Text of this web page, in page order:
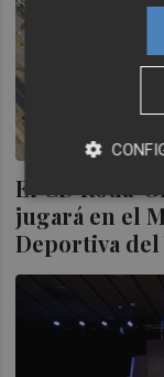
El CD Roda-
jugará en el
Deportiva